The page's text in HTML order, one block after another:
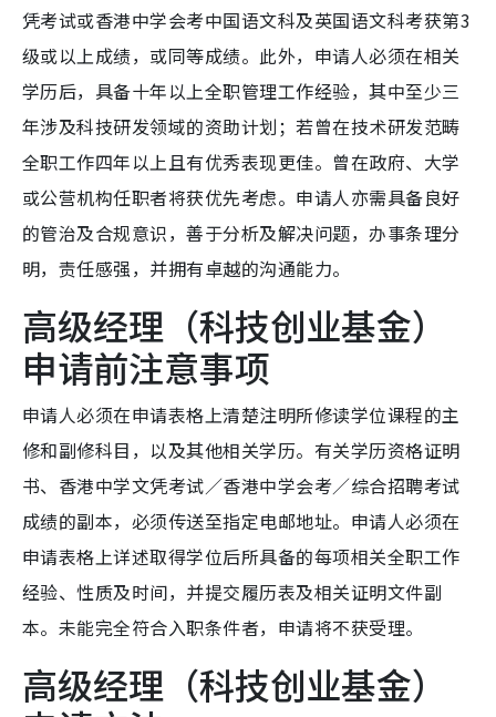
凭考试或香港中学会考中国语文科及英国语文科考获第3
级或以上成绩，或同等成绩。此外，申请人必须在相关
学历后，具备十年以上全职管理工作经验，其中至少三
年涉及科技研发领域的资助计划；若曾在技术研发范畴
全职工作四年以上且有优秀表现更佳。曾在政府、大学
或公营机构任职者将获优先考虑。申请人亦需具备良好
的管治及合规意识，善于分析及解决问题，办事条理分
明，责任感强，并拥有卓越的沟通能力。
高级经理（科技创业基金）
申请前注意事项
申请人必须在申请表格上清楚注明所修读学位课程的主
修和副修科目，以及其他相关学历。有关学历资格证明
书、香港中学文凭考试／香港中学会考／综合招聘考试
成绩的副本，必须传送至指定电邮地址。申请人必须在
申请表格上详述取得学位后所具备的每项相关全职工作
经验、性质及时间，并提交履历表及相关证明文件副
本。未能完全符合入职条件者，申请将不获受理。
高级经理（科技创业基金）